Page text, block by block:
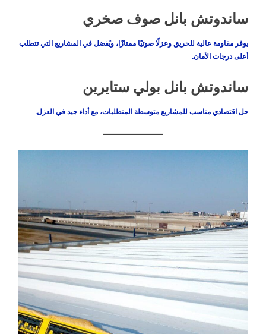
ساندوتش بانل صوف صخري
يوفر مقاومة عالية للحريق وعزلًا صوتيًا ممتازًا، ويُفضل في المشاريع التي تتطلب
أعلى درجات الأمان.
ساندوتش بانل بولي ستايرين
حل اقتصادي مناسب للمشاريع متوسطة المتطلبات، مع أداء جيد في العزل.